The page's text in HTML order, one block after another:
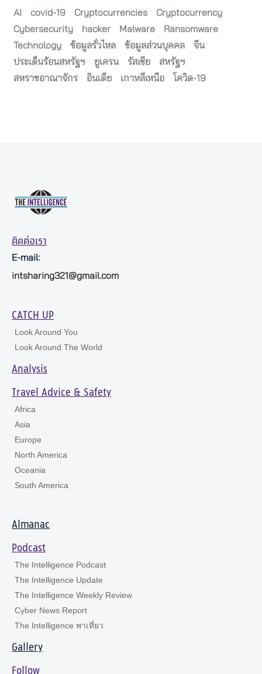
AI covid-19 Cryptocurrencies
Cryptocurrency
Cybersecurity
hacker Malware
Ransomware
Technology
ข้อมูลรั่วไหล ข้อมูลส่วนบุคคล
จีน
ประเด็นร้อนสหรัฐฯ
ยูเครน รัสเซีย
สหรัฐฯ
สหราชอาณาจักร
อินเดีย เกาหลีเหนือ โควิด-19
ติดต่อเรา
E-mail:
intsharing321@gmail.com
CATCH UP
Look Around You
Look Around The World
Analysis
Travel Advice & Safety
Africa
Asia
Europe
North America
Oceania
South America
Almanac
Podcast
The Intelligence Podcast
The Intelligence Update
The Intelligence Weekly Review
Cyber News Report
The Intelligence พาเที่ยว
Gallery